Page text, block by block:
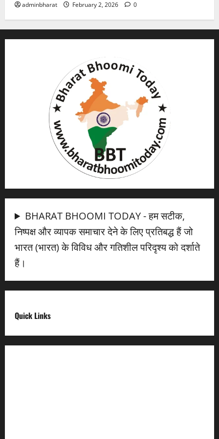
adminbharat February 2, 2026 0
BHARAT BHOOMI TODAY - हम सटीक,
निष्पक्ष और व्यापक समाचार देने के लिए प्रतिबद्ध हैं जो
भारत (भारत) के विविध और गतिशील परिदृश्य को दर्शाते
हैं।
Quick Links